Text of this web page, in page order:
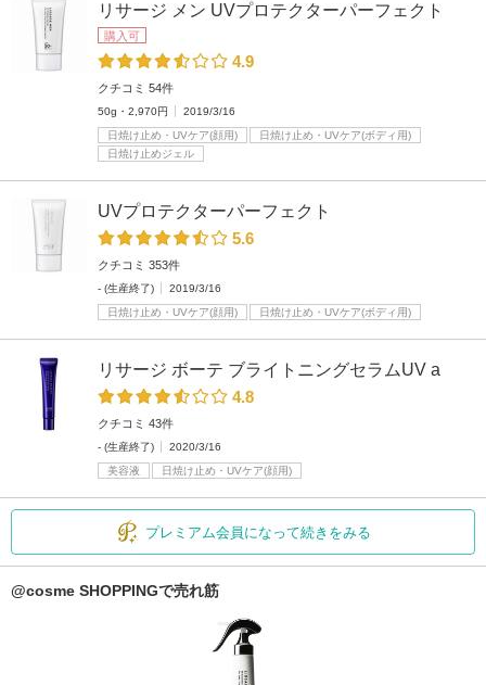
リサージ メン UVプロテクターパーフェクト
購入可
4.9
クチコミ 54件
50g・2,970円
2019/3/16
日焼け止め・UVケア(顔用)
日焼け止め・UVケア(ボディ用)
日焼け止めジェル
UVプロテクターパーフェクト
5.6
クチコミ 353件
- (生産終了)
2019/3/16
日焼け止め・UVケア(顔用)
日焼け止め・UVケア(ボディ用)
リサージ ボーテ ブライトニングセラムUV a
4.8
クチコミ 43件
- (生産終了)
2020/3/16
美容液
日焼け止め・UVケア(顔用)
プレミアム会員になって続きをみる
@cosme SHOPPINGで売れ筋